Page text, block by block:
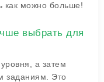
как можно больше!
выбрать для
а затем
заданиям. Это